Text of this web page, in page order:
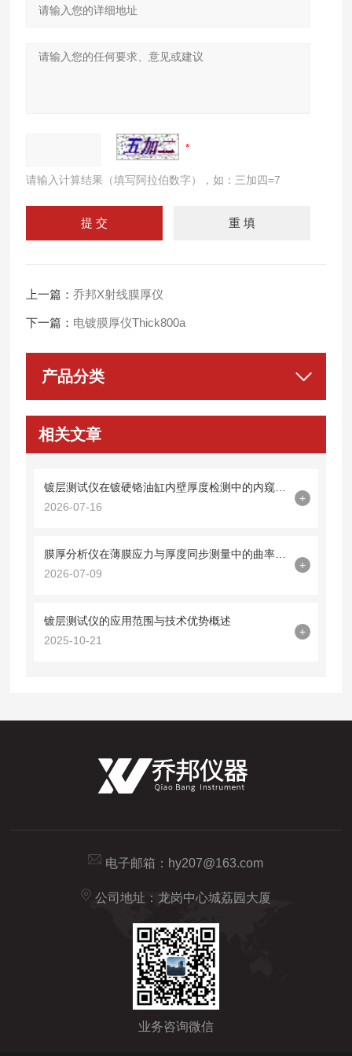
请输入计算结果（填写阿拉伯数字），如：三加四=7
上一篇：乔邦X射线膜厚仪
下一篇： 电镀膜厚仪Thick800a
产品分类
相关文章
2026-07-16
+
2026-07-09
+
镀层测试仪的应用范围与技术优势概述
2025-10-21
+
电子邮箱： hy207@163.com
公司地址：龙岗中心城荔园大厦
业务咨询微信